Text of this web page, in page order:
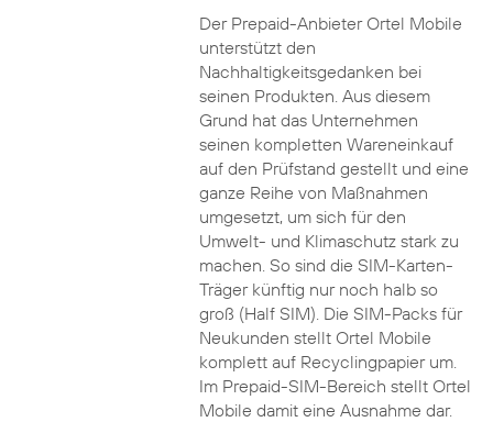
Der Prepaid-Anbieter Ortel Mobile
unterstützt den
Nachhaltigkeitsgedanken bei
seinen Produkten. Aus diesem
Grund hat das Unternehmen
seinen kompletten Wareneinkauf
auf den Prüfstand gestellt und eine
ganze Reihe von Maßnahmen
umgesetzt, um sich für den
Umwelt- und Klimaschutz stark zu
machen. So sind die SIM-Karten-
Träger künftig nur noch halb so
groß (Half SIM). Die SIM-Packs für
Neukunden stellt Ortel Mobile
komplett auf Recyclingpapier um.
Im Prepaid-SIM-Bereich stellt Ortel
Mobile damit eine Ausnahme dar.